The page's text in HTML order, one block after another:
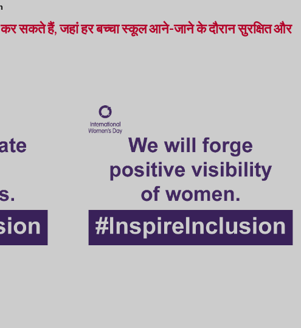
कर सकते हैं, जहां हर बच्चा स्कूल आने-जाने के दौरान सुरक्षित और